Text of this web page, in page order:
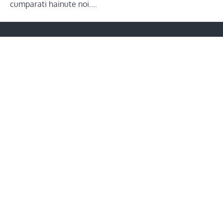
cumparati hainute noi.…